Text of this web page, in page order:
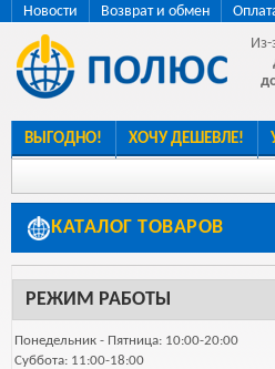
Новости Возврат и обмен
Из-
ВЫГОДНО! ХОЧУ ДЕШЕВЛЕ!
КАТАЛОГ ТОВАРОВ
РЕЖИМ РАБОТЫ
Понедельник - Пятница: 10:00-20:00
Суббота: 11:00-18:00